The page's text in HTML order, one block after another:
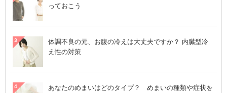
っておこう
体調不良の元、お腹の冷えは大丈夫ですか？ 内臓型冷
え性の対策
あなたのめまいはどのタイプ？ めまいの種類や症状を